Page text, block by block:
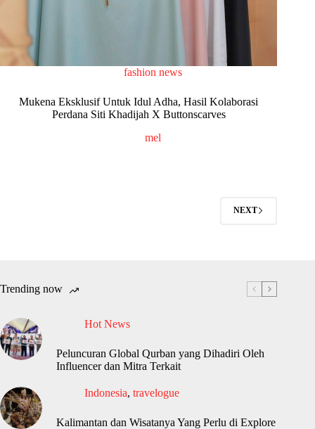
fashion news
Mukena Eksklusif Untuk Idul Adha, Hasil Kolaborasi
Perdana Siti Khadijah X Buttonscarves
mel
NEXT
Trending now
Hot News
Peluncuran Global Qurban yang Dihadiri Oleh
Influencer dan Mitra Terkait
Indonesia, travelogue
Kalimantan dan Wisatanya Yang Perlu di Explore